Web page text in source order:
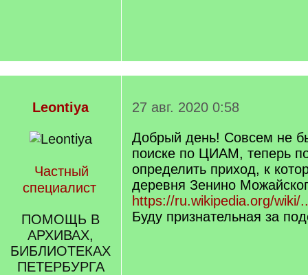
Leontiya
Частный
специалист
ПОМОЩЬ В
АРХИВАХ,
БИБЛИОТЕКАХ
ПЕТЕРБУРГА
27 авг. 2020 0:58
Добрый день! Совсем не
поиске по ЦИАМ, теперь
определить приход, к
деревня Зенино
https://ru.wikipedia.org/wiki/
Буду признательная за